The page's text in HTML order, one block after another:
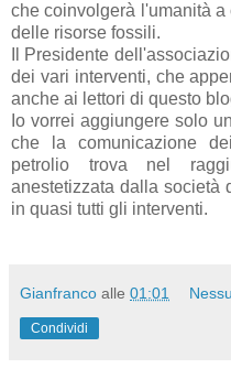
che coinvolgerà l'umanità
delle risorse fossili.
Il Presidente
dei vari interventi, che
anche ai lettori di questo
Io vorrei aggiungere solo
che la comunicazione
petrolio trova nel
anestetizzata dalla società
in quasi tutti gli interventi.
Gianfranco alle 01:01
Condividi